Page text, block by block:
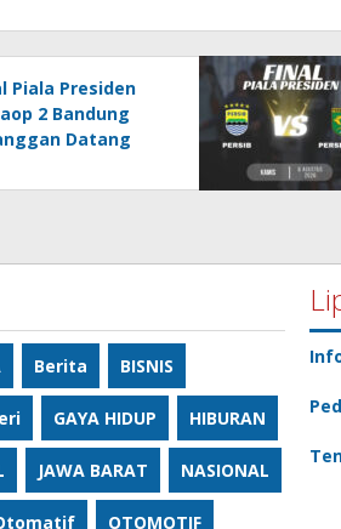
Piala Presiden
2 Bandung
Datang
Berita BISNIS
GAYA HIDUP HIBURAN
JAWA BARAT NASIONAL
OTOMOTIF